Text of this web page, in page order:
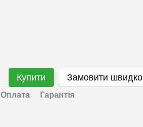
Купити Замовити швидко
Оплата Гарантія